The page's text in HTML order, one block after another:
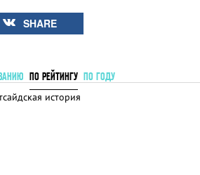
SHARE
ПО РЕЙТИНГУ ПО ГОДУ